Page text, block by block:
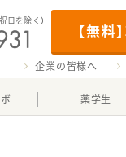
【無料
祝日を除く）
企業の皆様へ
薬学生